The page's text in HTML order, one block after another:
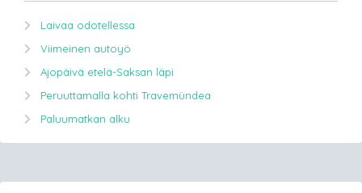
Laivaa odotellessa
Viimeinen autoyö
Ajopäivä etelä-Saksan läpi
Peruuttamalla kohti Travemündea
Paluumatkan alku